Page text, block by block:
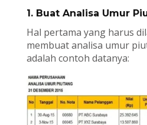
1. Buat Analisa Umur
Hal pertama yang harus
membuat analisa umur
adalah contoh datanya: